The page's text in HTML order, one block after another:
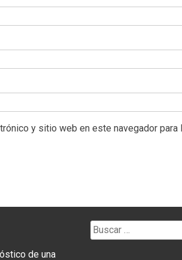
y sitio web en este navegador para
de una
Buscar: